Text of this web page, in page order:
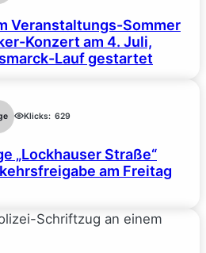
Veranstaltungs-Sommer
Konzert am 4. Juli,
Lauf gestartet
Klicks: 629
„Lockhauser Straße“
am Freitag